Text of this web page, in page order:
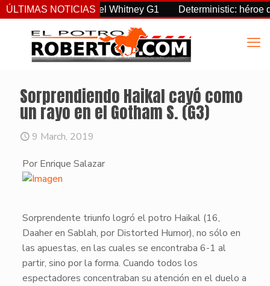
ÚLTIMAS NOTICIAS
supremo en el Whitney G1 Deterministic: héroe del
Sorprendiendo Haikal cayó como
un rayo en el Gotham S. (G3)
9 March, 2019
Por Enrique Salazar
​Sorprendente triunfo logró el potro Haikal(16,
Daaher en Sablah, por Distorted Humor), no sólo en
las apuestas, en las cuales se encontraba 6-1 al
partir, sino por la forma. Cuando todos los
espectadores concentraban su atención en el duelo a